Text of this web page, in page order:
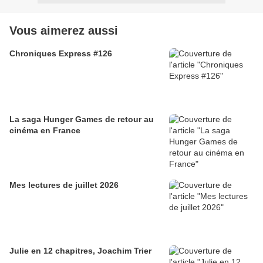
Vous aimerez aussi
Chroniques Express #126
La saga Hunger Games de retour au
cinéma en France
Mes lectures de juillet 2026
Julie en 12 chapitres, Joachim Trier